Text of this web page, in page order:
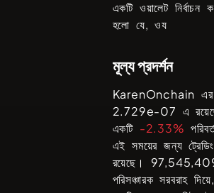
একটি ওয়ালেট নির্বাচন
হলো যে, ওয
মূল্য প্রদর্শন
KarenOnchain
2.729e-07 এ
একটি -2.33%
এই সময়ের জন্য
রয়েছে।
পরিসঞ্চারক সরবরাহ দিয়ে,